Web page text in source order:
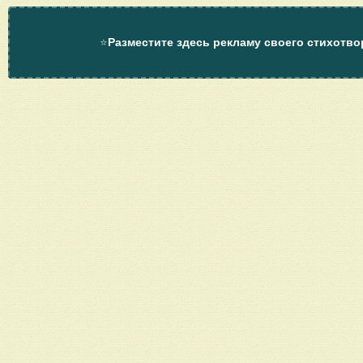
⭐Разместите здесь рекламу своего